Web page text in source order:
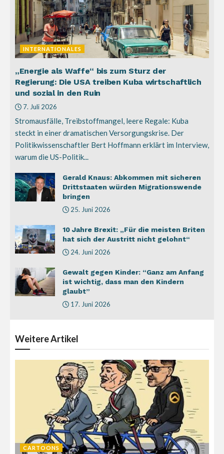
INTERNATIONALES
„Energie als Waffe“ bis zum Sturz der
Regierung: Die USA treiben Kuba wirtschaftlich
und sozial in den Ruin
7. Juli 2026
Stromausfälle, Treibstoffmangel, leere Regale: Kuba
steckt in einer dramatischen Versorgungskrise. Der
Politikwissenschaftler Bert Hoffmann erklärt im Interview,
warum die US-Politik...
Gerald Knaus: Abkommen mit sicheren
Drittstaaten würden Migrationswende
bringen
25. Juni 2026
10 Jahre Brexit: „Für die meisten Briten
hat sich der Austritt nicht gelohnt“
24. Juni 2026
Gewalt gegen Kinder: “Ganz am Anfang
ist wichtig, dass man den Kindern
glaubt”
17. Juni 2026
WeitereArtikel
CARTOONS